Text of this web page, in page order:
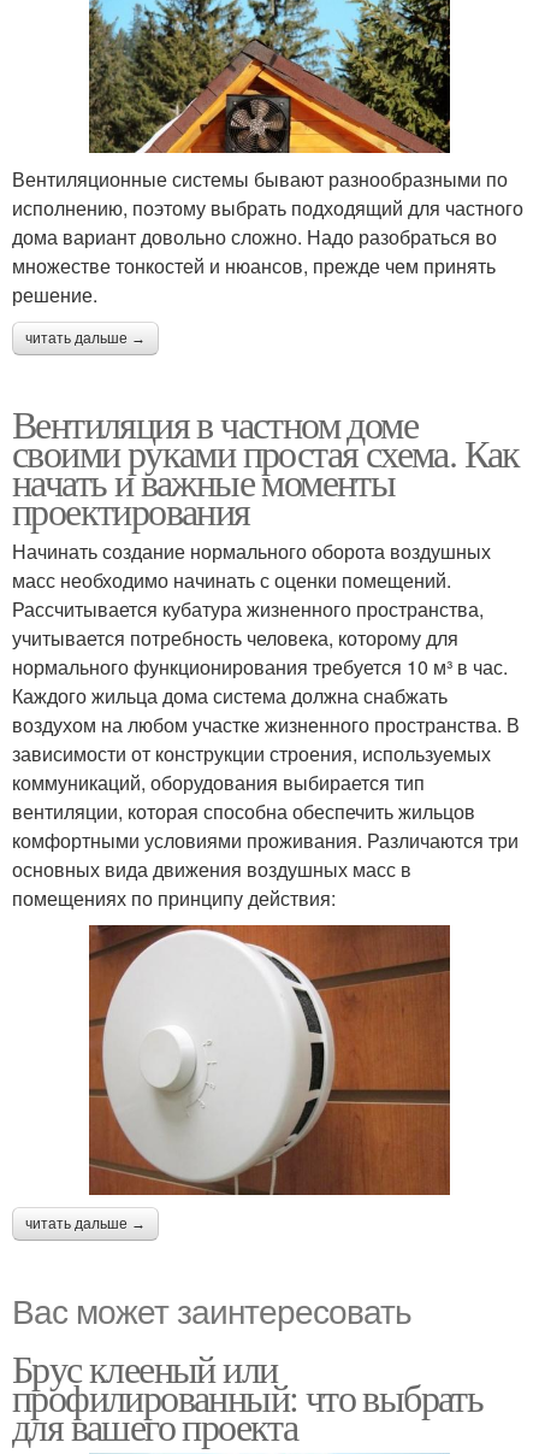
Вентиляционные системы бывают разнообразными по
исполнению, поэтому выбрать подходящий для частного
дома вариант довольно сложно. Надо разобраться во
множестве тонкостей и нюансов, прежде чем принять
решение.
читать дальше →
Вентиляция в частном доме
своими руками простая схема. Как
начать и важные моменты
проектирования
Начинать создание нормального оборота воздушных
масс необходимо начинать с оценки помещений.
Рассчитывается кубатура жизненного пространства,
учитывается потребность человека, которому для
нормального функционирования требуется 10 м³ в час.
Каждого жильца дома система должна снабжать
воздухом на любом участке жизненного пространства. В
зависимости от конструкции строения, используемых
коммуникаций, оборудования выбирается тип
вентиляции, которая способна обеспечить жильцов
комфортными условиями проживания. Различаются три
основных вида движения воздушных масс в
помещениях по принципу действия:
читать дальше →
Вас может заинтересовать
Брус клееный или
профилированный: что выбрать
для вашего проекта